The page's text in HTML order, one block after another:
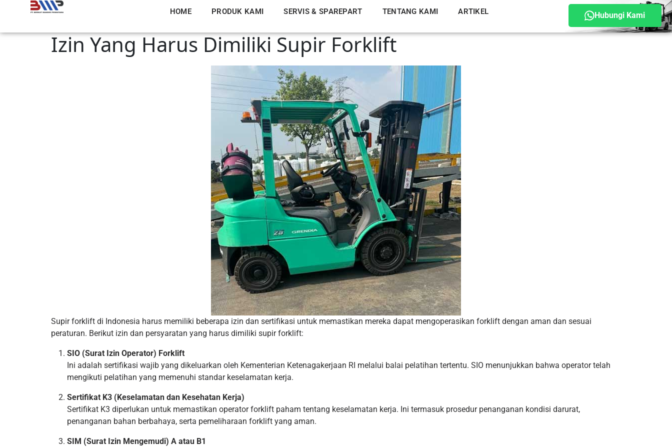
HOME PRODUK KAMI SERVIS & SPAREPART TENTANG KAMI ARTIKEL Hubungi Kami
Izin Yang Harus Dimiliki Supir Forklift
Supir forklift di Indonesia harus memiliki beberapa izin dan sertifikasi untuk memastikan mereka dapat mengoperasikan forklift dengan aman dan sesuai
peraturan. Berikut izin dan persyaratan yang harus dimiliki supir forklift:
SIO (Surat Izin Operator) Forklift
Ini adalah sertifikasi wajib yang dikeluarkan oleh Kementerian Ketenagakerjaan RI melalui balai pelatihan tertentu. SIO menunjukkan bahwa operator telah
mengikuti pelatihan yang memenuhi standar keselamatan kerja.
Sertifikat K3 (Keselamatan dan Kesehatan Kerja)
Sertifikat K3 diperlukan untuk memastikan operator forklift paham tentang keselamatan kerja. Ini termasuk prosedur penanganan kondisi darurat,
penanganan bahan berbahaya, serta pemeliharaan forklift yang aman.
SIM (Surat Izin Mengemudi) A atau B1